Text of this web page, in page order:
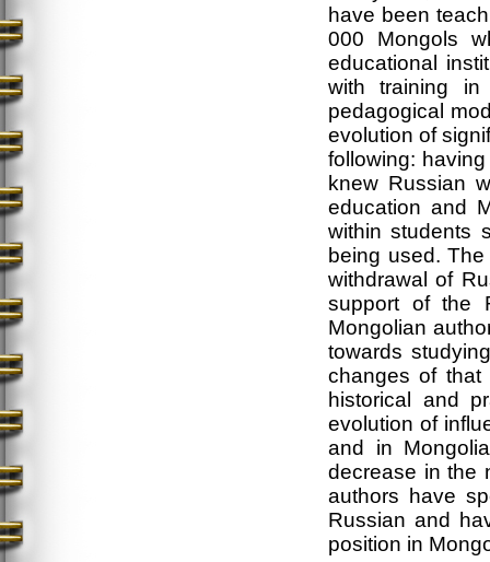
have been
000 Mongols
educational
with training
pedagogical
evolution of
following:
knew Russian
education and
within students
being used.
withdrawal of
support of the
Mongolian
towards
changes of that
historical and
evolution of
and in
decrease in the
authors have
Russian and
position in